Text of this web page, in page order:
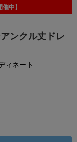
ンクル丈ドレ
ィネート
中】